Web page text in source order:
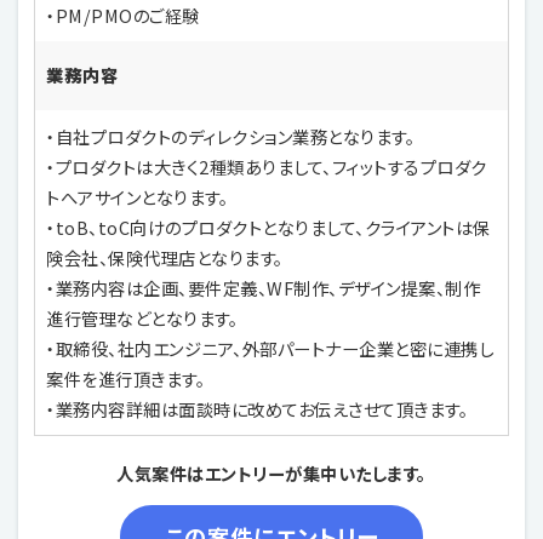
・PM/PMOのご経験
業務内容
・自社プロダクトのディレクション業務となります。
・プロダクトは大きく2種類ありまして、フィットするプロダク
トへアサインとなります。
・toB、toC向けのプロダクトとなりまして、クライアントは保
険会社、保険代理店となります。
・業務内容は企画、要件定義、WF制作、デザイン提案、制作
進行管理などとなります。
・取締役、社内エンジニア、外部パートナー企業と密に連携し
案件を進行頂きます。
・業務内容詳細は面談時に改めてお伝えさせて頂きます。
人気案件はエントリーが集中いたします。